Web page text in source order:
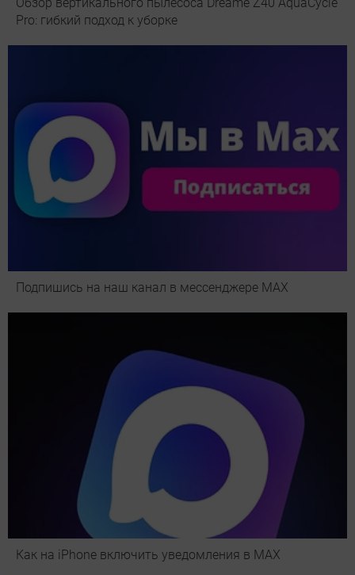
Pro: гибкий подход к уборке
Подпишись на наш канал в мессенджере МАХ
Как на iPhone включить уведомления в MAX